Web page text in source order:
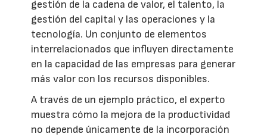
gestión de la cadena de valor, el talento, la
gestión del capital y las operaciones y la
tecnología. Un conjunto de elementos
interrelacionados que influyen directamente
en la capacidad de las empresas para generar
más valor con los recursos disponibles.
A través de un ejemplo práctico, el experto
muestra cómo la mejora de la productividad
no depende únicamente de la incorporación